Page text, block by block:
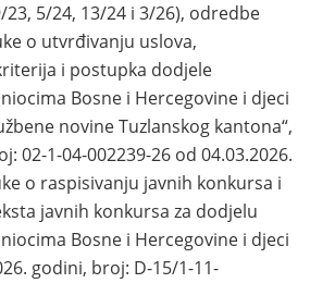
23, 5/24, 13/24 i 3/26), odredbe
o utvrđivanju uslova,
i postupka dodjele
Bosne i Hercegovine i djeci
novine Tuzlanskog kantona“,
02-1-04-002239-26 od 04.03.2026.
o raspisivanju javnih konkursa i
javnih konkursa za dodjelu
Bosne i Hercegovine i djeci
godini, broj: D-15/1-11-